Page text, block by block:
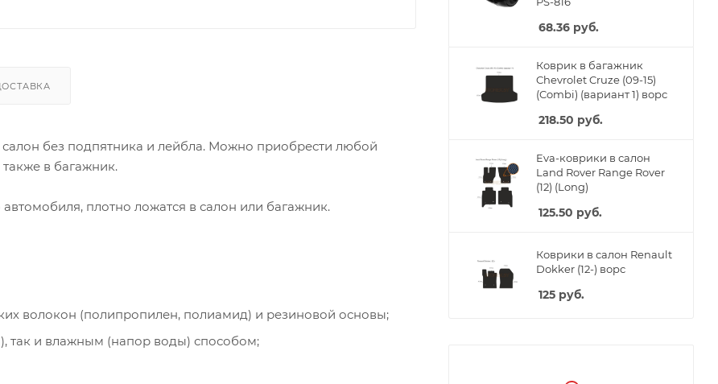
без подпятника и лейбла. Можно приобрести любой
в багажник.
плотно ложатся в салон или багажник.
волокон (полипропилен, полиамид) и резиновой основы;
так и влажным (напор воды) способом;
68.36 руб.
Коврик в багажник
Chevrolet Cruze (09-15)
(Combi) (вариант 1) ворс
218.50 руб.
Eva-коврики в салон
Land Rover Range Rover
(12) (Long)
125.50 руб.
Коврики в салон Renault
Dokker (12-) ворс
125 руб.